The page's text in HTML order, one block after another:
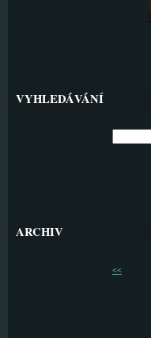
VYHLEDÁVÁNÍ
ARCHIV
<<